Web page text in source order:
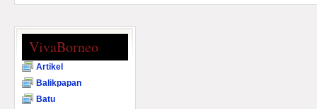
VivaBorneo
Artikel
Balikpapan
Batu